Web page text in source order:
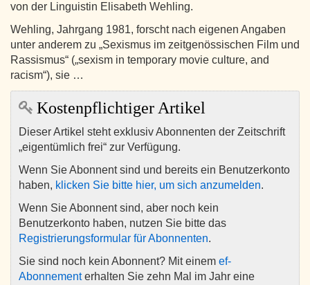
von der Linguistin Elisabeth Wehling.
Wehling, Jahrgang 1981, forscht nach eigenen Angaben
unter anderem zu „Sexismus im zeitgenössischen Film und
Rassismus“ („sexism in temporary movie culture, and
racism“), sie …
Kostenpflichtiger Artikel
Dieser Artikel steht exklusiv Abonnenten der Zeitschrift
„eigentümlich frei“ zur Verfügung.
Wenn Sie Abonnent sind und bereits ein Benutzerkonto
haben, klicken Sie bitte hier, um sich anzumelden.
Wenn Sie Abonnent sind, aber noch kein
Benutzerkonto haben, nutzen Sie bitte das
Registrierungsformular für Abonnenten.
Sie sind noch kein Abonnent? Mit einem ef-
Abonnementerhalten Sie zehn Mal im Jahr eine